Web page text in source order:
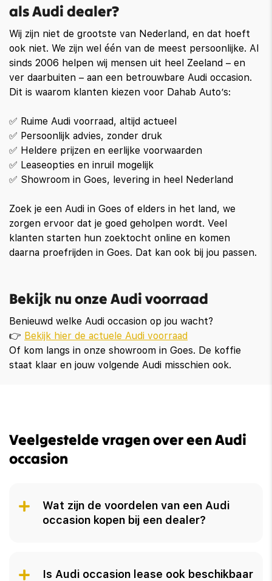
als Audi dealer?
Wij zijn niet de grootste van Nederland, en dat hoeft
ook niet. We zijn wel één van de meest persoonlijke. Al
sinds 2006 helpen wij mensen uit heel Zeeland – en
ver daarbuiten – aan een betrouwbare Audi occasion.
Dit is waarom klanten kiezen voor Dahab Auto’s:
✅ Ruime Audi voorraad, altijd actueel
✅ Persoonlijk advies, zonder druk
✅ Heldere prijzen en eerlijke voorwaarden
✅ Leaseopties en inruil mogelijk
✅ Showroom in Goes, levering in heel Nederland
Zoek je een Audi in Goes of elders in het land, we
zorgen ervoor dat je goed geholpen wordt. Veel
klanten starten hun zoektocht online en komen
daarna proefrijden in Goes. Dat kan ook bij jou passen.
Bekijk nu onze Audi voorraad
Benieuwd welke Audi occasion op jou wacht?
👉 Bekijk hier de actuele Audi voorraad
Of kom langs in onze showroom in Goes. De koffie
staat klaar en jouw volgende Audi misschien ook.
Veelgestelde vragen over een Audi
occasion
Wat zijn de voordelen van een Audi
occasion kopen bij een dealer?
Is Audi occasion lease ook beschikbaar